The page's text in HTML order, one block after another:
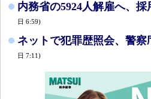
内務省の5924人解雇へ、
日 6:59)
ネットで犯罪歴照会、警
日 7:11)